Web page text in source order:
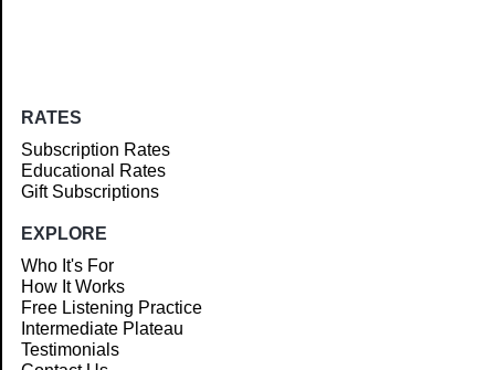
RATES
Subscription Rates
Educational Rates
Gift Subscriptions
EXPLORE
Who It's For
How It Works
Free Listening Practice
Intermediate Plateau
Testimonials